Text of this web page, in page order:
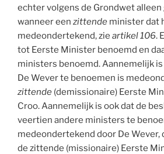
echter volgens de Grondwet alleen
wanneer een zittende minister dat
medeondertekend, zie artikel 106.
tot Eerste Minister benoemd en
ministers benoemd. Aannemelijk
De Wever te benoemen is
zittende (demissionaire) Eerste
Croo. Aannemelijk is ook dat de
veertien andere ministers te
medeondertekend door De Wever,
de zittende (missionaire) Eerste